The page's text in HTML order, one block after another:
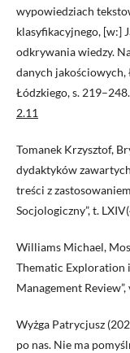
wypowiedziach
klasyfikacyjnego, [w:]
odkrywania wiedzy.
danych
Łódzkiego, s.
2.11
Tomanek Krzysztof,
dydaktyków
treści z
Socjologiczny”, t.
Williams Michael,
Thematic Exploration
Management
Wyżga Patrycjusz
po nas. Nie ma